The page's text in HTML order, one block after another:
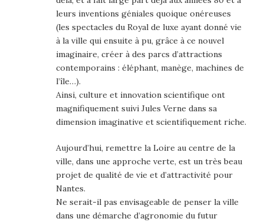
leurs inventions géniales quoique onéreuses
(les spectacles du Royal de luxe ayant donné vie
à la ville qui ensuite à pu, grâce à ce nouvel
imaginaire, créer à des parcs d’attractions
contemporains : éléphant, manège, machines de
l’île…).
Ainsi, culture et innovation scientifique ont
magnifiquement suivi Jules Verne dans sa
dimension imaginative et scientifiquement riche.
Aujourd’hui, remettre la Loire au centre de la
ville, dans une approche verte, est un très beau
projet de qualité de vie et d’attractivité pour
Nantes.
Ne serait-il pas envisageable de penser la ville
dans une démarche d’agronomie du futur